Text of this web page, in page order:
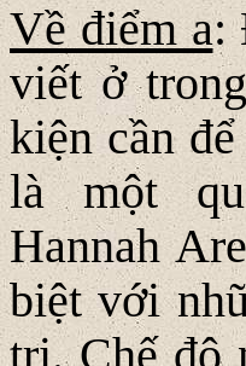
Về điểm a:
viết ở
kiện cần
là một
Hannah
biệt với
trị. Chế độ